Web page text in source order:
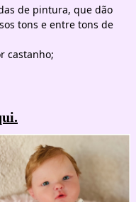
de pintura, que dão
tons e entre tons de
castanho;